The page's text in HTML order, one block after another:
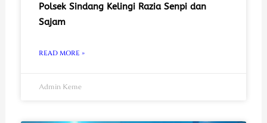
Polsek Sindang Kelingi Razia Senpi dan
Sajam
READ MORE »
Admin Keme